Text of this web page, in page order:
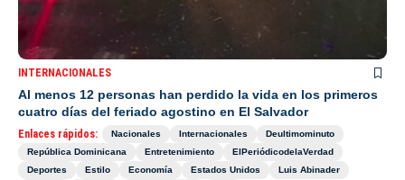
INTERNACIONALES
Al menos 12 personas han perdido la vida en los primeros
cuatro días del feriado agostino en El Salvador
Enlaces rápidos: Nacionales Internacionales
Deultimominuto
República Dominicana
Entretenimiento
ElPeriódicodelaVerdad
Deportes
Estilo Economía Estados Unidos
Luis Abinader